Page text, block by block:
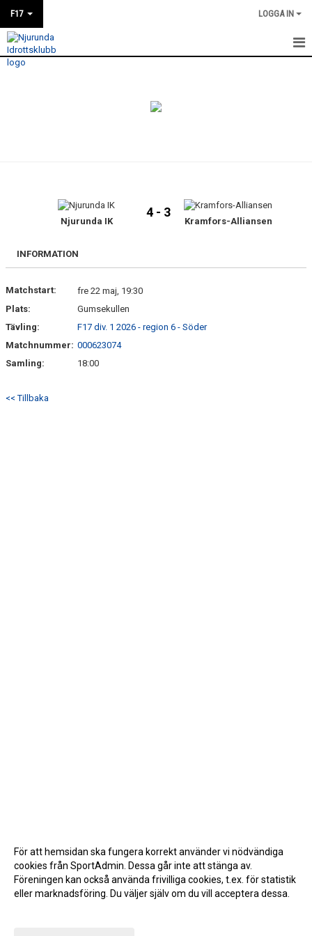
F17 LOGGA IN
HEM
BILDGALLERI
DOKUMENT
Njurunda IK
4 - 3
Kramfors-Alliansen
INFORMATION
Matchstart:
fre 22 maj, 19:30
Plats:
Gumsekullen
Tävling:
F17 div. 1 2026 - region 6 - Söder
Matchnummer: 000623074
Samling:
18:00
<< Tillbaka
För att hemsidan ska fungera korrekt använder vi nödvändiga
cookies från SportAdmin. Dessa går inte att stänga av.
Föreningen kan också använda frivilliga cookies, t.ex. för statistik
eller marknadsföring. Du väljer själv om du vill acceptera dessa.